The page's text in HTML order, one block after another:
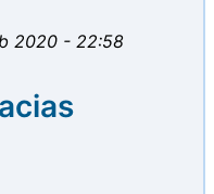
2020 - 22:58